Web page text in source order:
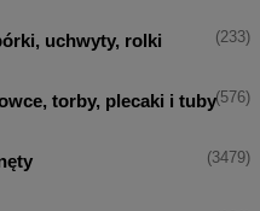
uchwyty, rolki (233)
torby, plecaki i tuby(576)
(3479)